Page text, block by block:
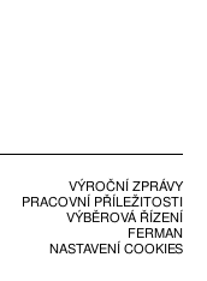
VÝROČNÍ ZPRÁVY
PRACOVNÍ PŘÍLEŽITOSTI
VÝBĚROVÁ ŘÍZENÍ
FERMAN
NASTAVENÍ COOKIES